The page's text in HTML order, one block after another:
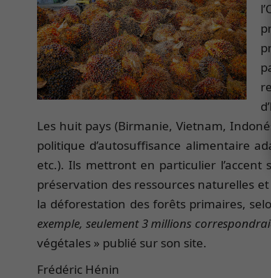
Les huit pays (Birmanie, Vietnam,
politique d’autosuffisance alimentaire
etc.). Ils mettront en particulier
préservation des ressources naturelles
la déforestation des forêts primaires,
exemple, seulement 3 millions
végétales » publié sur son site.
Frédéric Hénin